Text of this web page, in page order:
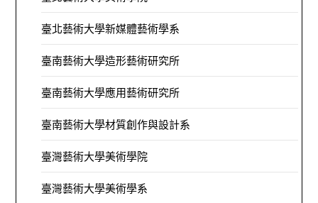
臺北藝術大學新媒體藝術學系
臺南藝術大學造形藝術研究所
臺南藝術大學應用藝術研究所
臺南藝術大學材質創作與設計系
臺灣藝術大學美術學院
臺灣藝術大學美術學系